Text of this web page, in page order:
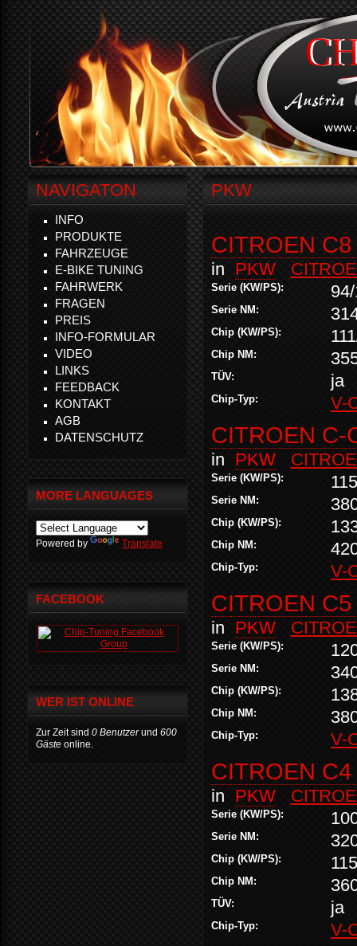
PKW
CITROEN
in PKW
Serie (KW/PS):
Serie NM:
Chip (KW/PS):
Chip NM:
TÜV: ja
Chip-Typ: V-
CITROEN C-
in PKW
Serie (KW/PS):
Serie NM:
Chip (KW/PS):
Chip NM:
Chip-Typ: V-
CITROEN
in PKW
Serie (KW/PS):
Serie NM:
Chip (KW/PS):
Chip NM:
Chip-Typ: V-
CITROEN
in PKW
Serie (KW/PS):
Serie NM:
Chip (KW/PS):
Chip NM:
TÜV: ja
Chip-Typ: V-
NAVIGATON
INFO
PRODUKTE
FAHRZEUGE
E-BIKE TUNING
FAHRWERK
FRAGEN
PREIS
INFO-FORMULAR
VIDEO
LINKS
FEEDBACK
KONTAKT
AGB
DATENSCHUTZ
MORE LANGUAGES
Powered by Translate
FACEBOOK
WER IST ONLINE
Zur Zeit sind 0 Benutzerund 600
Gäste online.